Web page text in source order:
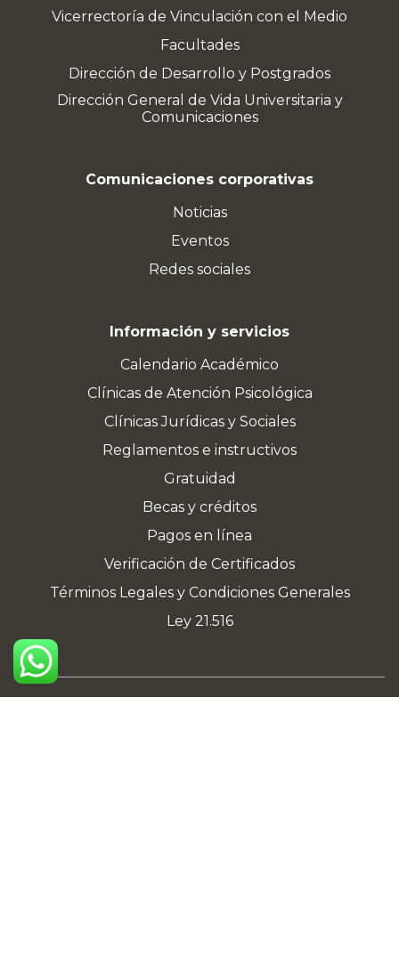
Vicerrectoría de Vinculación con el Medio
Facultades
Dirección de Desarrollo y Postgrados
Dirección General de Vida Universitaria y
Comunicaciones
Comunicaciones corporativas
Noticias
Eventos
Redes sociales
Información y servicios
Calendario Académico
Clínicas de Atención Psicológica
Clínicas Jurídicas y Sociales
Reglamentos e instructivos
Gratuidad
Becas y créditos
Pagos en línea
Verificación de Certificados
Términos Legales y Condiciones Generales
Ley 21.516